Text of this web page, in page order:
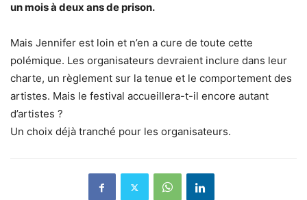
un mois à deux ans de prison.
Mais Jennifer est loin et n’en a cure de toute cette
polémique. Les organisateurs devraient inclure dans leur
charte, un règlement sur la tenue et le comportement des
artistes. Mais le festival accueillera-t-il encore autant
d’artistes ?
Un choix déjà tranché pour les organisateurs.